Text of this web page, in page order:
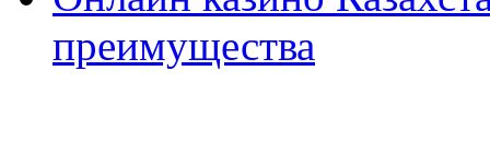
преимущества